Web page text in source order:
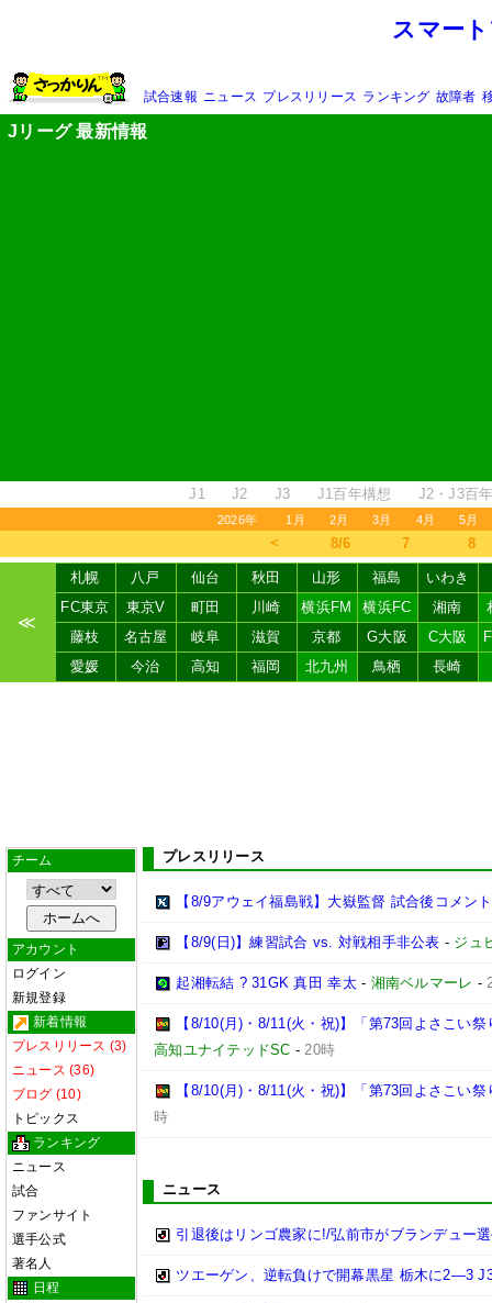
スマー
試合速報 ニュース プレスリリース ランキング 故障者
Jリーグ 最新情報
J1 J2 J3 J1百年構想 J2・J3百
2026年 1月 2月 3月 4月 5月
＜ 8/6 7 8
≪
札幌 八戸 仙台 秋田 山形 福島
いわき
FC東京
東京V 町田 川崎 横浜FM 横浜FC 湘南
藤枝
名古屋 岐阜 滋賀 京都 G大阪 C大阪
愛媛
今治 高知 福岡 北九州 鳥栖 長崎
チーム
アカウント
ログイン
新規登録
新着情報
プレスリリース (3)
ニュース (36)
ブログ (10)
トピックス
ランキング
ニュース
試合
ファンサイト
選手公式
著名人
日程
プレスリリース
【8/9アウェイ福島戦】大嶽監督 試合後コメント
【8/9(日)】練習試合 vs. 対戦相手非公表 - ジュ
起湘転結 ? 31GK 真田 幸太- 湘南ベルマーレ -
【8/10(月)・8/11(火・祝)】「第73回よさこい
高知ユナイテッドSC -20時
【8/10(月)・8/11(火・祝)】「第73回よさこい
時
ニュース
引退後はリンゴ農家に!/弘前市がブランデュー
ツエーゲン、逆転負けで開幕黒星 栃木に2―3